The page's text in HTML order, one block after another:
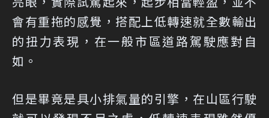
會有重拖的感覺，搭配上低轉速就全數輸出
的扭力表現，在一般市區道路駕駛應對自
如。
但是畢竟是具小排氣量的引擎，在山區行駛